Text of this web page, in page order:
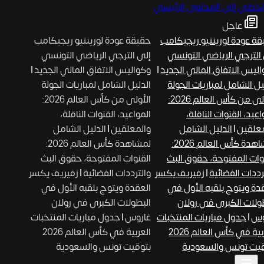
تخطي إلى المحتوى الرئيسي
عاجل
عودة لورينتيو ريجيكامب
الرياضي التونسي
الاتفاق المالي الجديد|
الشامل لمباريات الجولة
الأولى من كأس العالم 2026:
القنوات الناقلة،
|الدليل الشامل
لمشاهدة كأس العالم 2026:
المفتوحة، حقوق البث
الفضائية|زفيريف يكسر
ويتوج بلقبه الأول في
الكبرى في رولان
|جدول مباريات المنتخبات
العربية في كأس العالم 2026
تونس والسعودية
حقيقة عودة لورينتيو ريجيكامب
إلى الترجي الرياضي التونسي
وكواليس الاتفاق المالي الجديد|
الدليل الشامل لمباريات الجولة
الأولى من كأس العالم 2026:
المواعيد، القنوات الناقلة،
والمعلقين|الدليل الشامل
لمشاهدة كأس العالم 2026:
القنوات المفتوحة، حقوق البث
والترددات الفضائية|زفيريف يكسر
العقدة ويتوج بلقبه الأول في
البطولات الكبرى في رولان
غاروس |جدول مباريات المنتخبات
العربية في كأس العالم 2026
بتوقيت تونس والسعودية